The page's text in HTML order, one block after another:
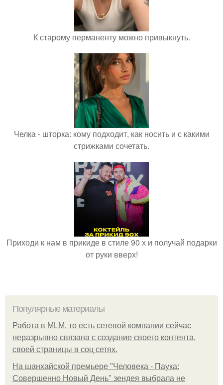
К старому перманенту можно привыкнуть.
Челка - шторка: кому подходит, как носить и с какими
стрижками сочетать.
Приходи к нам в прикиде в стиле 90 х и получай подарки
от руки вверх!
Популярные материалы
Работа в MLM, то есть сетевой компании сейчас
неразрывно связана с создание своего контента,
своей страницы в соц сетях.
На шанхайской премьере "Человека - Паука:
Совершенно Новый День" зендея выбрала не